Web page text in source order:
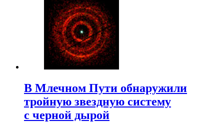
В Млечном Пути обнаружили
тройную звездную систему
с черной дырой